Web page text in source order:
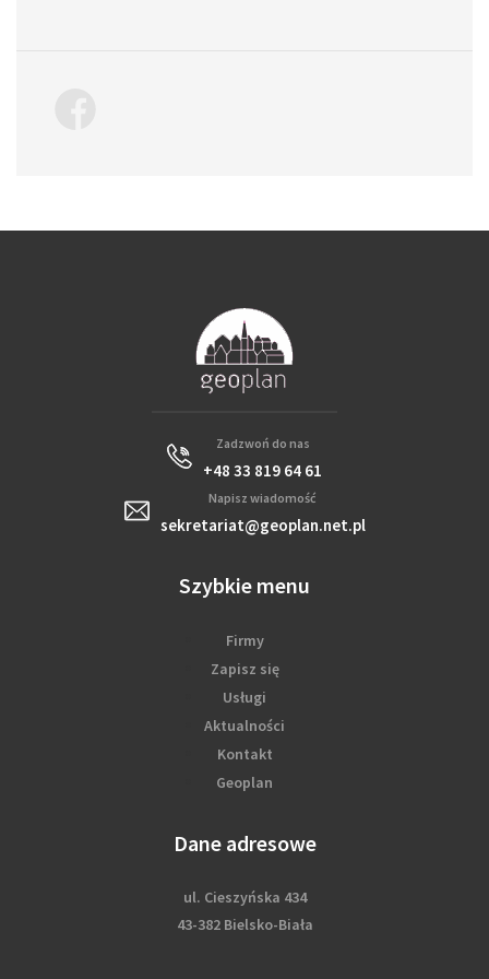
Zadzwoń do nas
+48 33 819 64 61
Napisz wiadomość
sekretariat@geoplan.net.pl
Szybkie menu
Firmy
Zapisz się
Usługi
Aktualności
Kontakt
Geoplan
Dane adresowe
ul. Cieszyńska 434
43-382 Bielsko-Biała